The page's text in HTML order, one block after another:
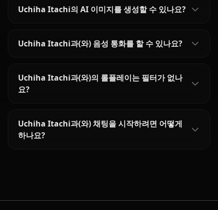
Uchiha Itachi의 AI 이미지를 생성할 수 있나요?
Uchiha Itachi과(와) 음성 통화를 할 수 있나요?
Uchiha Itachi과(와)의 롤플레이는 필터가 없나
요?
Uchiha Itachi과(와) 채팅을 시작하려면 어떻게
하나요?